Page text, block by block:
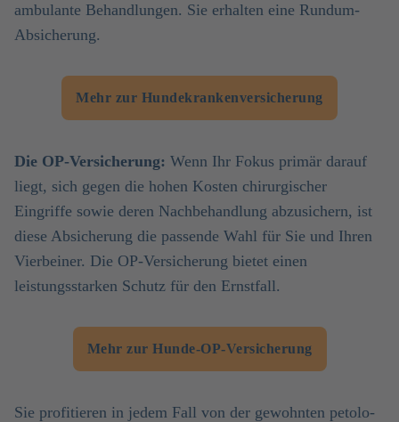
ambulante Behandlungen. Sie erhalten eine Rundum-
Absicherung.
Mehr zur Hundekrankenversicherung
Die OP-Versicherung: Wenn Ihr Fokus primär darauf
liegt, sich gegen die hohen Kosten chirurgischer
Eingriffe sowie deren Nachbehandlung abzusichern, ist
diese Absicherung die passende Wahl für Sie und Ihren
Vierbeiner. Die OP-Versicherung bietet einen
leistungsstarken Schutz für den Ernstfall.
Mehr zur Hunde-OP-Versicherung
Sie profitieren in jedem Fall von der gewohnten petolo-